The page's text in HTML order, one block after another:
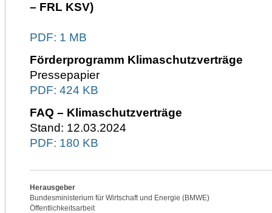
– FRL KSV)
PDF: 1 MB
Förderprogramm Klimaschutzverträge
Pressepapier
PDF: 424 KB
FAQ – Klimaschutzverträge
Stand: 12.03.2024
PDF: 180 KB
Herausgeber
Bundesministerium für Wirtschaft und Energie (BMWE)
Öffentlichkeitsarbeit